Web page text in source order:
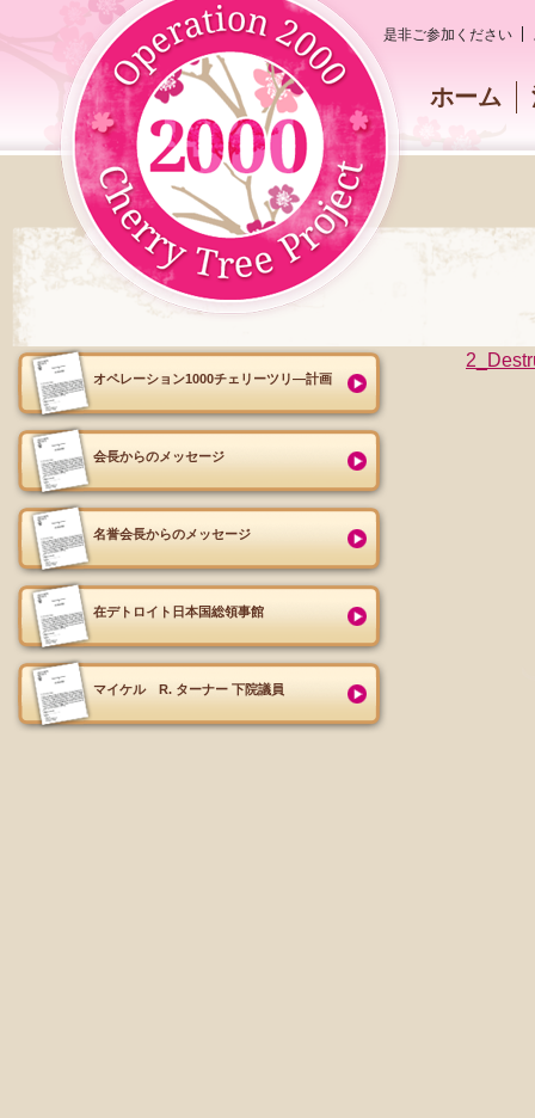
是非ご参加ください
ホーム
オペレーション1000チェリーツリ―計画
会長からのメッセージ
名誉会長からのメッセージ
在デトロイト日本国総領事館
マイケル R. ターナー 下院議員